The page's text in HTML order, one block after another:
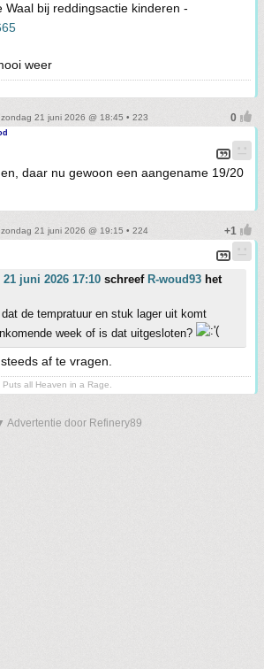
Waal bij reddingsactie kinderen -
weer
zondag 21 juni 2026 @ 18:45 • 223
daar nu gewoon een aangename 19/20
zondag 21 juni 2026 @ 19:15 • 224
juni 2026 17:10 schreef R-woud93 het
de tempratuur en stuk lager uit komt
week of is dat uitgesloten?
af te vragen.
all Heaven in a Rage.
Advertentie door Refinery89